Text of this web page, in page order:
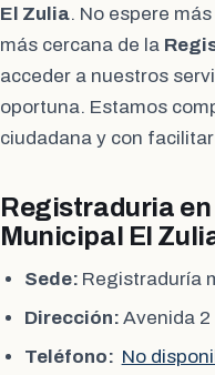
El Zulia. No espere
más cercana de la
acceder a nuestros
oportuna. Estamos
ciudadana y con
Registraduria
Municipal El
Sede: Registraduría
Dirección: Avenida 2
Teléfono: No